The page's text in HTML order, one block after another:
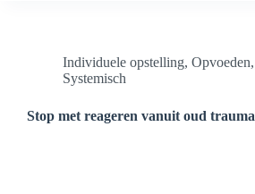
Individuele opstelling, Opvoeden,
Systemisch
Stop met reageren vanuit oud trauma